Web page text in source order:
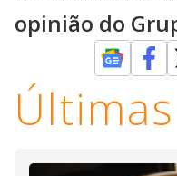
opinião do
Últimas